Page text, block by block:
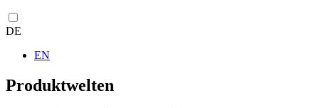
DE
EN
Produktwelten